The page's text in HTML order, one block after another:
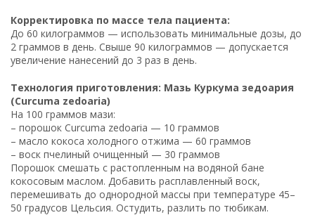
Корректировка по массе тела пациента:
До 60 килограммов — использовать минимальные дозы, до
2 граммов в день. Свыше 90 килограммов — допускается
увеличение нанесений до 3 раз в день.
Технология приготовления: Мазь Куркума зедоария
(Curcuma zedoaria)
На 100 граммов мази:
– порошок Curcuma zedoaria — 10 граммов
– масло кокоса холодного отжима — 60 граммов
– воск пчелиный очищенный — 30 граммов
Порошок смешать с растопленным на водяной бане
кокосовым маслом. Добавить расплавленный воск,
перемешивать до однородной массы при температуре 45–
50 градусов Цельсия. Остудить, разлить по тюбикам.